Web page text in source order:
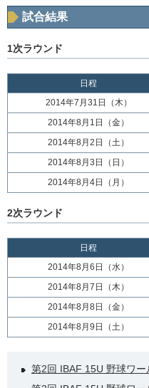
試合結果
1次ラウンド
日程
2014年7月31日（木）
2014年8月1日（金）
2014年8月2日（土）
2014年8月3日（日）
2014年8月4日（月）
2次ラウンド
日程
2014年8月6日（水）
2014年8月7日（木）
2014年8月8日（金）
2014年8月9日（土）
第2回 IBAF 15U 野球ワ